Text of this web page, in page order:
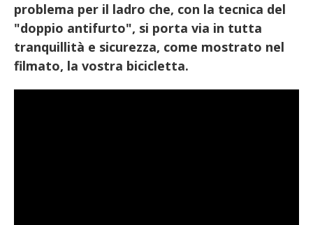
problema per il ladro che, con la tecnica del
"doppio antifurto", si porta via in tutta
tranquillità e sicurezza, come mostrato nel
filmato, la vostra bicicletta.